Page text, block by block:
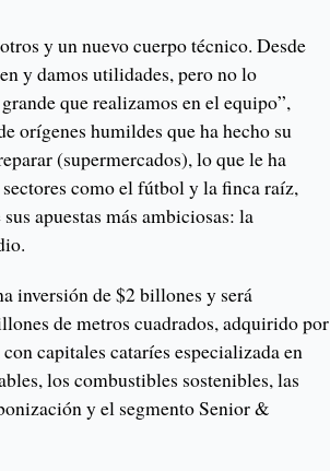
y un nuevo cuerpo técnico. Desde
y damos utilidades, pero no lo
que realizamos en el equipo”,
orígenes humildes que ha hecho su
(supermercados), lo que le ha
como el fútbol y la finca raíz,
apuestas más ambiciosas: la
inversión de $2 billones y será
de metros cuadrados, adquirido por
capitales cataríes especializada en
los combustibles sostenibles, las
y el segmento Senior &